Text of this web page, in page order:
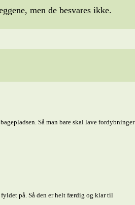
men de besvares ikke.
Så man bare skal lave fordybninger
på. Så den er helt færdig og klar til